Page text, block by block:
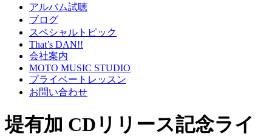
アルバム試聴
ブログ
スペシャルトピック
That’s DAN!!
会社案内
MOTO MUSIC STUDIO
プライベートレッスン
お問い合わせ
堤有加 CDリリース記念ライ